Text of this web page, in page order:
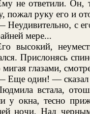
не ответили. Он,
пожал руку его и
Неудивительно, с
мере...
высокий,
Прислонясь
мигая глазами,
Еще один! — сказал
встала,
у окна, тесно
ночи. Над